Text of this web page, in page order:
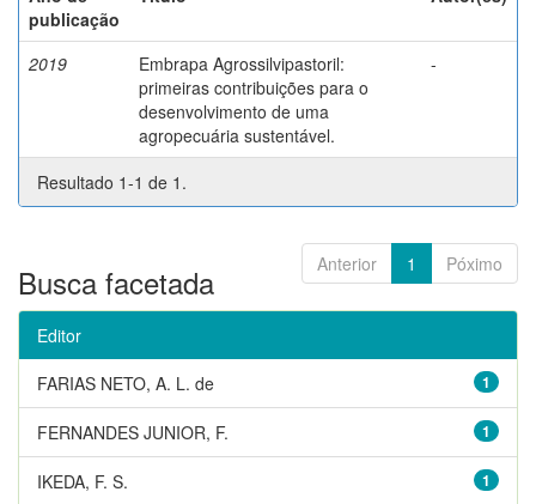
publicação
2019
Embrapa Agrossilvipastoril:
primeiras contribuições para o
desenvolvimento de uma
agropecuária sustentável.
-
Resultado 1-1 de 1.
Anterior 1 Póximo
Busca facetada
Editor
1
FARIAS NETO, A. L. de
1
FERNANDES JUNIOR, F.
1
IKEDA, F. S.